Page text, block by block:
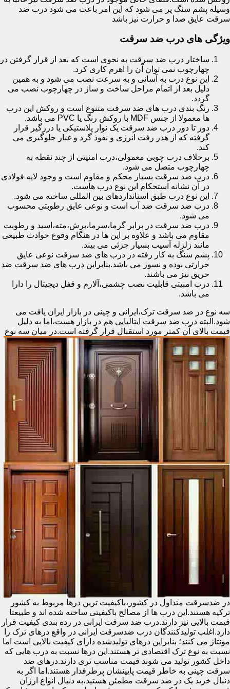
وسیله پشم سنگ پر می شود که این امر باعث می شود درب ضد
سرقت عایق صدا و حرارت نیز باشد
ویژگی های درب ضد سرقت
ساختار درب ضد سرقت به نحوی است که بعد از قرار گرفتن در
چهارچوب نمی توان آن را اهرم کاری کرد.
این نوع درب به آسانی و به سرعت نصب می شود و به همین
دلیل بعد از اتمام مراحل ساخت و ساز در چهارچوب نصب می
گردد.
رنگ بندی درب های ضد سرقت متنوع است و روکش این درب
ها معمولا از جنس MDF با روکش رنگ یا PVC می باشد.
دور تا دور درب ضد سرقت یک نوار پلاستیکی یا درزگیر قرار
گرفته که از هدر رفت انرژی و نفوذ گرد و غبار جلوگیری می
کند.
برخلاف درب چوبی معمولی،درب امنیتی از چند نقطه به
چهارچوب متصل می شود.
درب ضد سرقت بسیار محکم و مقاوم است و وجود لایه فولادی
در آن نشانه استحکام این نوع درب هاست.
این نوع درب طبق استانداردهای بین المللی ساخته می شود.
درب ضد سرقت ضد آب است و نوعی عایق رطوبتی محسوب
می شود.
درب ضد سرقت در برابر گرما،سرما،برش،مته،اسید و رطوبت
مقاوم می باشد و علاوه بر این ها در هنگام وقوع حوادث طبیعی
مانند زلزله آسیب بسیار جزئی می بیند.
پشم سنگ به کار رفته در درب های ضد سرقت نوعی عایق
حرارتی بوده و نسوز می باشد.بنابراین درب های ضد سرقت ضد
حریق نیز می باشند.
درب امنیتی قابلیت نصب چشمی،آلارم و قفل دیجیتال را دارا
می باشد.
سه نوع در ضد سرقت ترک،ایرانی و چینی در بازار ایران یافت می
شود.البته درب ضد سرقت ایتالیایی هم در بازار هست،اما به دلیل
قیمت بالای آن کمتر مورد استقبال قرار گرفته است.در میان سه نوع
در ضدسرقت متداول در کشور،باکیفیت ترین درها مربوط به کشور
ترکیه هستند.این درب ها از مصالح باکیفیتی ساخته شده اند و طبیعتا
قیمت بالایی نیز دارند.درب ضد سرقت ایرانی در رده بندی کیفیت قرار
دارد.اغلب تولیدکنندگان درب ضدسرقت ایرانی در واقع درهای ترک را
مونتاژ می کنند؛ بنابراین درهای تولیدشده دارای کیفیت بالایی است اما
نسبت به نوع ترک اقتصادی تر هستند.این درها نسبت به درب هایی که
داخل کشور تولید می شوند قیمت مناسب تری دارند.درهای ضد
سرقت چینی به خاطر قیمت پایینشان پرطرفدار هستند.اما اگر به
دنبال خرید یک در ضد سرقت مطمئن هستید،به دنبال انواع ارزان